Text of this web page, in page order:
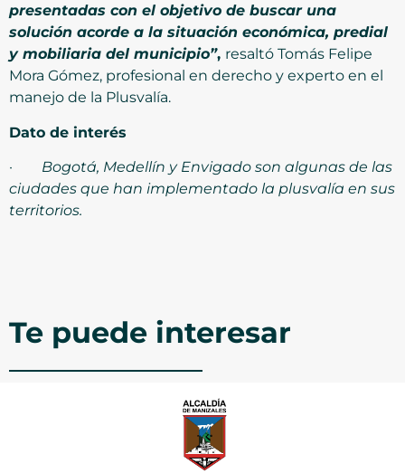
presentadas con el objetivo de buscar una
solución acorde a la situación económica, predial
y mobiliaria del municipio”, resaltó Tomás Felipe
Mora Gómez, profesional en derecho y experto en el
manejo de la Plusvalía.
Dato de interés
· Bogotá, Medellín y Envigado son algunas de las
ciudades que han implementado la plusvalía en sus
territorios.
Te puede interesar